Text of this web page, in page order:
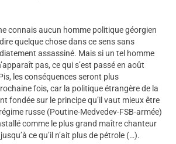
connais aucun homme politique géorgien
quelque chose dans ce sens sans
assassiné. Mais si un tel homme
pas, ce qui s’est passé en août
les conséquences seront plus
fois, car la politique étrangère de la
fondée sur le principe qu’il vaut mieux être
russe (Poutine-Medvedev-FSB-armée)
comme le plus grand maître chanteur
ce qu’il n’ait plus de pétrole (…).